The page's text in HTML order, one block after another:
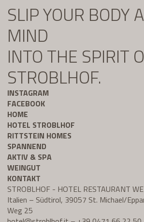
SLIP YOUR BODY
MIND
INTO THE SPIRIT
STROBLHOF.
INSTAGRAM
FACEBOOK
HOME
HOTEL STROBLHOF
RITTSTEIN HOMES
SPANNEND
AKTIV & SPA
WEINGUT
KONTAKT
STROBLHOF - HOTEL RESTAURANT
Italien – Südtirol, 39057 St. Michael/
Weg 25